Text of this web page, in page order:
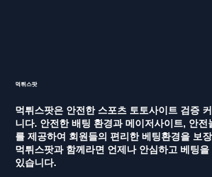
먹튀스팟은 안전한 스포츠 토토사이트 검증
니다. 안전한 배팅 환경과 메이저사이트, 안전
를 제공하여 회원들의 편리한 베팅환경을 보
먹튀스팟과 함께라면 언제나 안심하고 베팅을
있습니다.
먹튀스팟